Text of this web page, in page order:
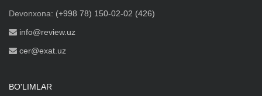
Devonxona: (+998 78) 150-02-02 (426)
info@review.uz
cer@exat.uz
BO'LIMLAR